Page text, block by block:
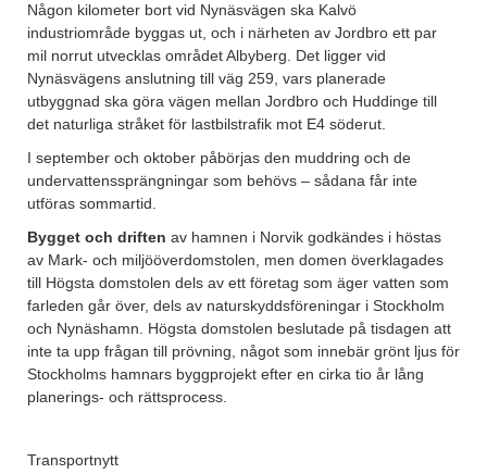
Någon kilometer bort vid Nynäsvägen ska Kalvö
industriområde byggas ut, och i närheten av Jordbro ett par
mil norrut utvecklas området Albyberg. Det ligger vid
Nynäsvägens anslutning till väg 259, vars planerade
utbyggnad ska göra vägen mellan Jordbro och Huddinge till
det naturliga stråket för lastbilstrafik mot E4 söderut.
I september och oktober påbörjas den muddring och de
undervattenssprängningar som behövs – sådana får inte
utföras sommartid.
Bygget och driften av hamnen i Norvik godkändes i höstas
av Mark- och miljööverdomstolen, men domen överklagades
till Högsta domstolen dels av ett företag som äger vatten som
farleden går över, dels av naturskyddsföreningar i Stockholm
och Nynäshamn. Högsta domstolen beslutade på tisdagen att
inte ta upp frågan till prövning, något som innebär grönt ljus för
Stockholms hamnars byggprojekt efter en cirka tio år lång
planerings- och rättsprocess.
Transportnytt